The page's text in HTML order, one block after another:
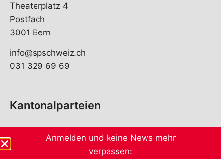
Theaterplatz 4
Postfach
3001 Bern
info@spschweiz.ch
031 329 69 69
Kantonalparteien
Anmelden und keine News mehr
verpassen: